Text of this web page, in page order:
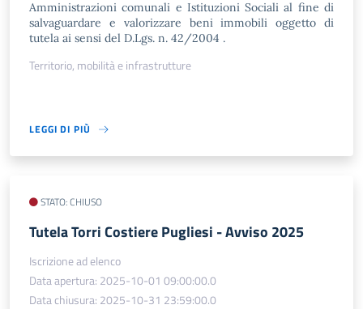
Amministrazioni comunali e Istituzioni Sociali al fine di
salvaguardare e valorizzare beni immobili oggetto di
tutela ai sensi del D.Lgs. n. 42/2004 .
Territorio, mobilità e infrastrutture
LEGGI DI PIÙ
STATO: CHIUSO
Tutela Torri Costiere Pugliesi - Avviso 2025
Iscrizione ad elenco
Data apertura: 2025-10-01 09:00:00.0
Data chiusura: 2025-10-31 23:59:00.0